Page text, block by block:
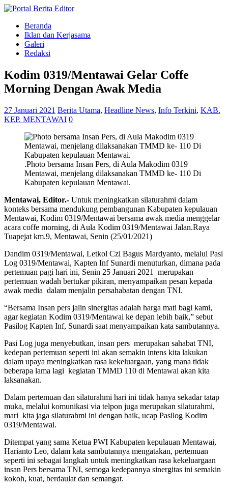
Beranda
Iklan dan Kerjasama
Galeri
Redaksi
Kodim 0319/Mentawai Gelar Coffe
Morning Dengan Awak Media
27 Januari 2021 Berita Utama, Headline News, Info Terkini, KAB.
KEP. MENTAWAI 0
.Photo bersama Insan Pers, di Aula Makodim 0319
Mentawai, menjelang dilaksanakan TMMD ke- 110 Di
Kabupaten kepulauan Mentawai.
Mentawai, Editor.- Untuk meningkatkan silaturahmi dalam
konteks bersama mendukung pembangunan Kabupaten kepulauan
Mentawai, Kodim 0319/Mentawai bersama awak media menggelar
acara coffe morning, di Aula Kodim 0319/Mentawai Jalan.Raya
Tuapejat km.9, Mentawai, Senin (25/01/2021)
Dandim 0319/Mentawai, Letkol Czi Bagus Mardyanto, melalui Pasi
Log 0319/Mentawai, Kapten Inf Sunardi menuturkan, dimana pada
pertemuan pagi hari ini, Senin 25 Januari 2021 merupakan
pertemuan wadah bertukar pikiran, menyampaikan pesan kepada
awak media dalam menjalin persahabatan dengan TNI.
“Bersama Insan pers jalin sinergitas adalah harga mati bagi kami,
agar kegiatan Kodim 0319/Mentawai ke depan lebih baik,” sebut
Pasilog Kapten Inf, Sunardi saat menyampaikan kata sambutannya.
Pasi Log juga menyebutkan, insan pers merupakan sahabat TNI,
kedepan pertemuan seperti ini akan semakin intens kita lakukan
dalam upaya meningkatkan rasa kekeluargaan, yang mana tidak
beberapa lama lagi kegiatan TMMD 110 di Mentawai akan kita
laksanakan.
Dalam pertemuan dan silaturahmi hari ini tidak hanya sekadar tatap
muka, melalui komunikasi via telpon juga merupakan silaturahmi,
mari kita jaga silaturahmi ini dengan baik, ucap Pasilog Kodim
0319/Mentawai.
Ditempat yang sama Ketua PWI Kabupaten kepulauan Mentawai,
Harianto Leo, dalam kata sambutannya mengatakan, pertemuan
seperti ini sebagai langkah untuk meningkatkan rasa kekeluargaan
insan Pers bersama TNI, semoga kedepannya sinergitas ini semakin
kokoh, kuat, berdaulat dan semangat.